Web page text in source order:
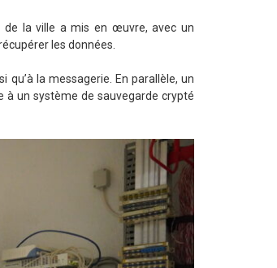
de la ville a mis en œuvre, avec un
les données.
qu’à la messagerie. En parallèle, un
à un système de sauvegarde crypté